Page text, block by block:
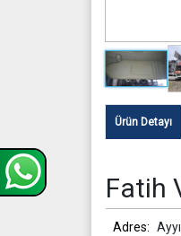
Ürün Detayı
Fatih
Adres: